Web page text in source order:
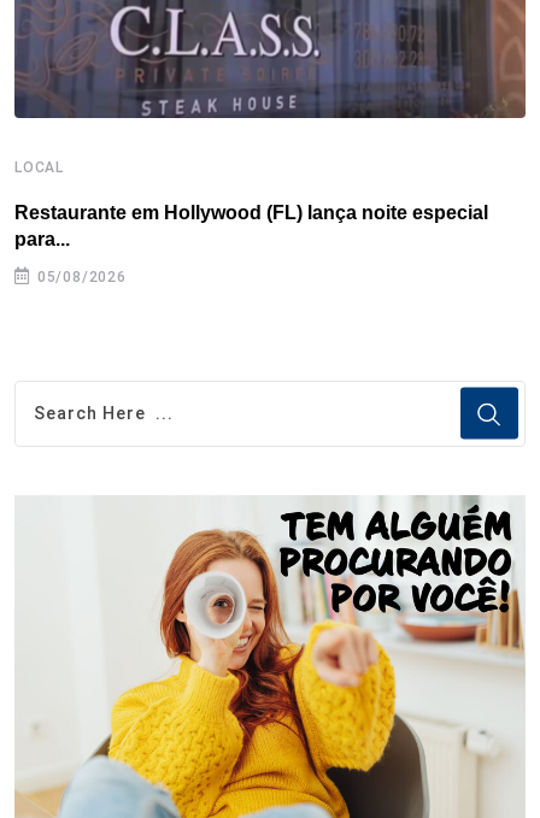
LOCAL
Restaurante em Hollywood (FL) lança noite especial
para...
05/08/2026